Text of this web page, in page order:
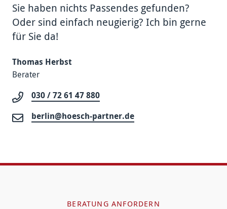
Sie haben nichts Passendes gefunden?
Oder sind einfach neugierig? Ich bin gerne
für Sie da!
Thomas Herbst
Berater
030 / 72 61 47 880
berlin@hoesch-partner.de
BERATUNG ANFORDERN